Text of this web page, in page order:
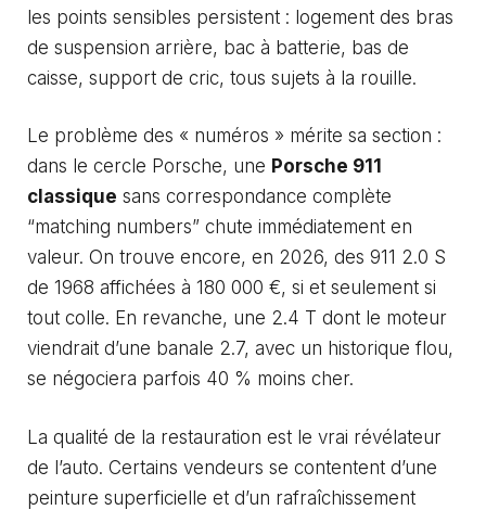
les points sensibles persistent : logement des bras
de suspension arrière, bac à batterie, bas de
caisse, support de cric, tous sujets à la rouille.
Le problème des « numéros » mérite sa section :
dans le cercle Porsche, une Porsche 911
classique sans correspondance complète
“matching numbers” chute immédiatement en
valeur. On trouve encore, en 2026, des 911 2.0 S
de 1968 affichées à 180 000 €, si et seulement si
tout colle. En revanche, une 2.4 T dont le moteur
viendrait d’une banale 2.7, avec un historique flou,
se négociera parfois 40 % moins cher.
La qualité de la restauration est le vrai révélateur
de l’auto. Certains vendeurs se contentent d’une
peinture superficielle et d’un rafraîchissement